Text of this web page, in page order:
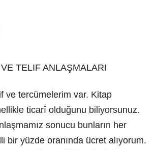
TELIF ANLAŞMALARI
ve tercümelerim var. Kitap
ticarî olduğunu biliyorsunuz.
sonucu bunların her
bir yüzde oranında ücret alıyorum.